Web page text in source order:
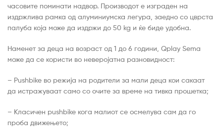
часовите поминати надвор. Производот е изграден на
издржлива рамка од алуминиумска легура, заедно со цврста
палуба која може да издржи до 50 kg и ќе биде удобна.
Наменет за деца на возраст од 1 до 6 години, Qplay Sema
може да се користи во неверојатна разновидност:
– Pushbike во режија на родители за мали деца кои сакаат
да истражуваат само со очите за време на тивка прошетка;
– Класичен pushbike кога малиот се осмелува сам да го
проба движењето;